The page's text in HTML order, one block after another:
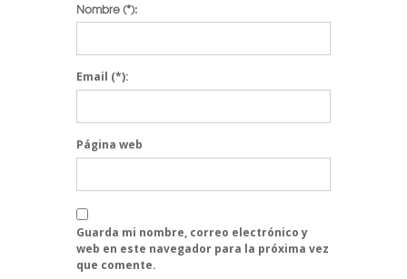
Nombre(*):
Email (*):
Página web
Guarda mi nombre, correo electrónico y
web en este navegador para la próxima vez
que comente.